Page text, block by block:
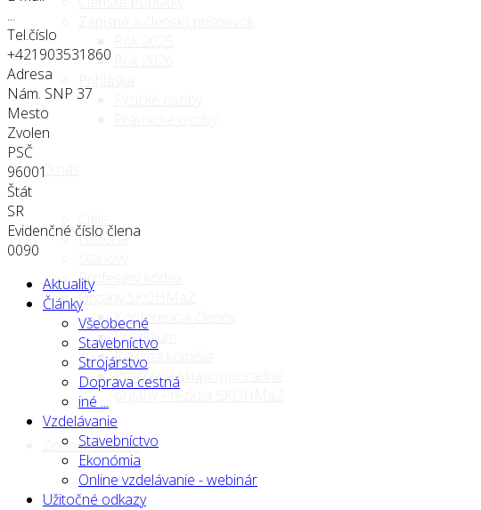
O nás
História
Profesijný kódex
Orgány SKOHMaZ
Konferencia členov
Prezídium
Revízna komisia
Pracovné skupiny/poradné
orgány Prezídia SKOHMaZ
Zoznam členov
...
Tel.číslo
+421903531860
Adresa
Nám. SNP 37
Mesto
Zvolen
PSČ
96001
Štát
SR
Evidenčné číslo člena
0090
Aktuality
Články
Všeobecné
Stavebníctvo
Strojárstvo
Doprava cestná
iné ...
Vzdelávanie
Stavebníctvo
Ekonómia
Online vzdelávanie - webinár
Užitočné odkazy